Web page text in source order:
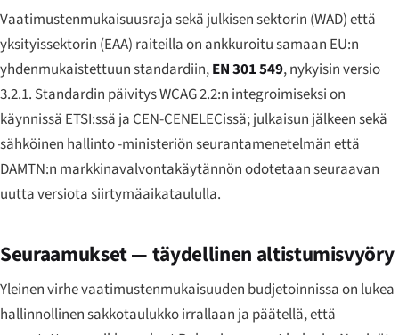
Vaatimustenmukaisuusraja sekä julkisen sektorin (WAD) että
yksityissektorin (EAA) raiteilla on ankkuroitu samaan EU:n
yhdenmukaistettuun standardiin,EN 301 549, nykyisin versio
3.2.1. Standardin päivitys WCAG 2.2:n integroimiseksi on
käynnissä ETSI:ssä ja CEN-CENELECissä; julkaisun jälkeen sekä
sähköinen hallinto -ministeriön seurantamenetelmän että
DAMTN:n markkinavalvontakäytännön odotetaan seuraavan
uutta versiota siirtymäaikataululla.
Seuraamukset — täydellinen altistumisvyöry
Yleinen virhe vaatimustenmukaisuuden budjetoinnissa on lukea
hallinnollinen sakkotaulukko irrallaan ja päätellä, että